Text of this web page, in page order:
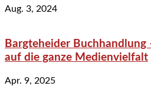
Aug. 3, 2024
Bargteheider
auf die ganze Medienvielfalt
Apr. 9, 2025